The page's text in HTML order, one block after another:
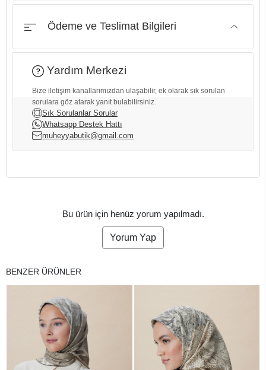
Ödeme ve Teslimat Bilgileri
Yardım Merkezi
Bize iletişim kanallarımızdan ulaşabilir, ek olarak sık sorulan
sorulara göz atarak yanıt bulabilirsiniz.
Sık Sorulanlar Sorular
Whatsapp Destek Hattı
muheyyabutik@gmail.com
Bu ürün için henüz yorum yapılmadı.
Yorum Yap
BENZER ÜRÜNLER